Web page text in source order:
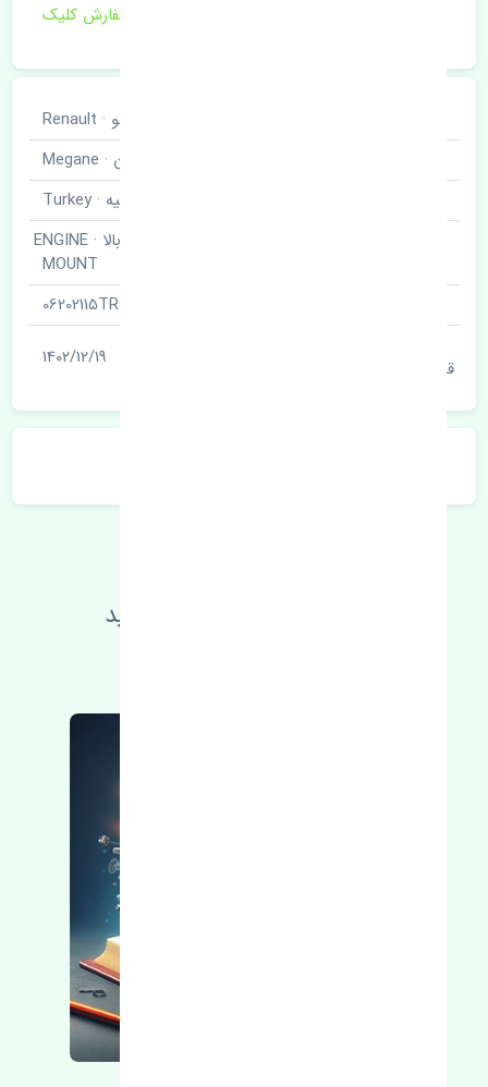
برای اطلاع از موجودی و قیمت به روز روی ثبت سفارش کلیک
رنو · Renault
مگان · Megane
ترکیه · Turkey
دسته موتور راست بالا · ENGINE
MOUNT
06202115TR
قیمت
1402/12/19
اطلاعات فنی خود را بالا ببرید